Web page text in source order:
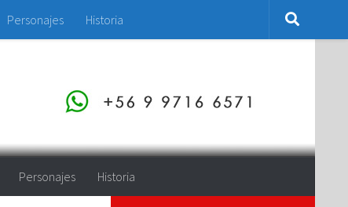
Personajes Historia
Personajes Historia